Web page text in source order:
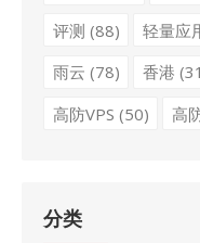
评测 (88) 轻量应
雨云 (78) 香港
高防VPS (50) 高
分类